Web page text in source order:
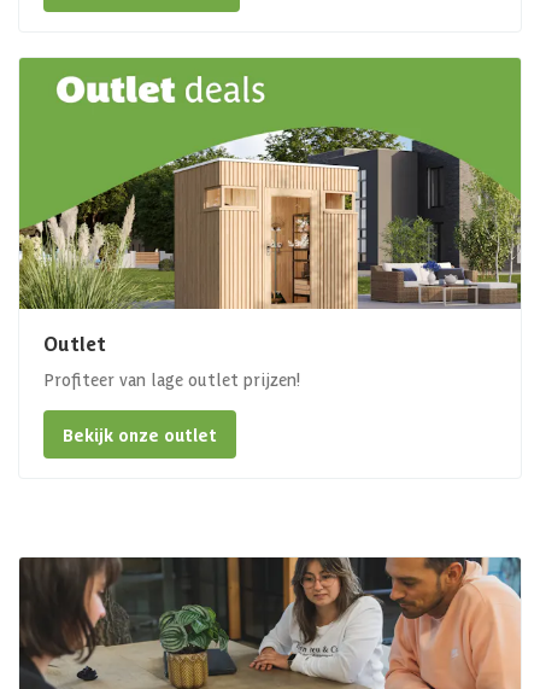
Outlet
Profiteer van lage outlet prijzen!
Bekijk onze outlet